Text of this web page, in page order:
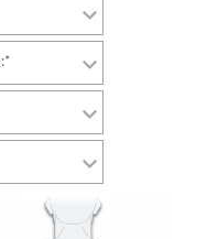
estilo